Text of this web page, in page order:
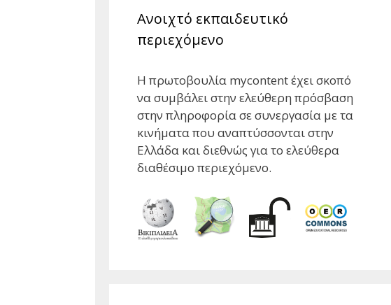
Ανοιχτό εκπαιδευτικό
περιεχόμενο
Η πρωτοβουλία mycontent έχει σκοπό
να συμβάλει στην ελεύθερη πρόσβαση
στην πληροφορία σε συνεργασία με τα
κινήματα που αναπτύσσονται στην
Ελλάδα και διεθνώς για το ελεύθερα
διαθέσιμο περιεχόμενο.